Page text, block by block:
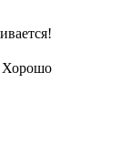
Хорошо